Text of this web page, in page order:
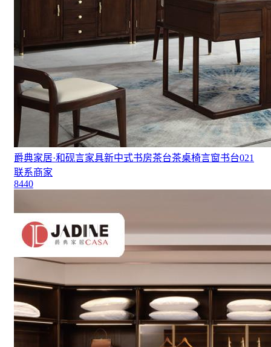
爵典家居·和砚言家具新中式书房茶台茶桌椅言窗书台021
联系商家
8440